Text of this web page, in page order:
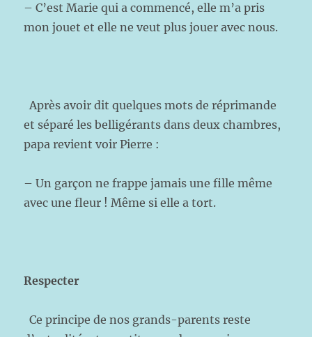
– C’est Marie qui a commencé, elle m’a pris
mon jouet et elle ne veut plus jouer avec nous.
Après avoir dit quelques mots de réprimande
et séparé les belligérants dans deux chambres,
papa revient voir Pierre :
– Un garçon ne frappe jamais une fille même
avec une fleur ! Même si elle a tort.
Respecter
Ce principe de nos grands-parents reste